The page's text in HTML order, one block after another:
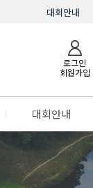
대회안내
로그인
회원가입
대회안내